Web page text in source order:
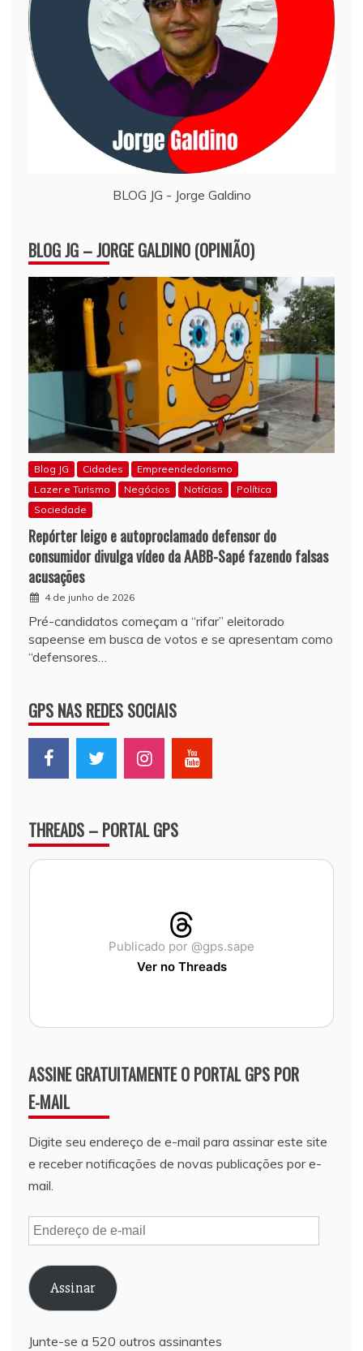
BLOG JG - Jorge Galdino
BLOG JG – JORGE GALDINO (OPINIÃO)
Blog JG Cidades
Empreendedorismo
Lazer e Turismo
Negócios Notícias
Política
Sociedade
Repórter leigo e autoproclamado defensor do
consumidor divulga vídeo da AABB-Sapé fazendo falsas
acusações
4 de junho de 2026
Pré-candidatos começam a “rifar” eleitorado
sapeense em busca de votos e se apresentam como
“defensores…
GPS NAS REDES SOCIAIS
THREADS – PORTAL GPS
Publicado por @gps.sape
Ver no Threads
ASSINE GRATUITAMENTE O PORTAL GPS POR
E-MAIL
Digite seu endereço de e-mail para assinar este site
e receber notificações de novas publicações por e-
mail.
Endereço
de
e-
mail Assinar
Junte-se a 520 outros assinantes